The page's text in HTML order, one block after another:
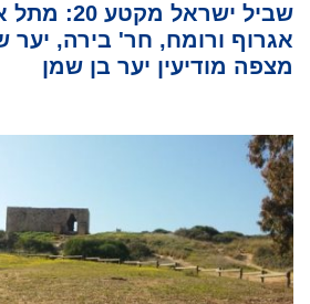
שביל ישראל
אגרוף ורומח, חר' בירה, יער
מצפה מודיעין יער בן שמן